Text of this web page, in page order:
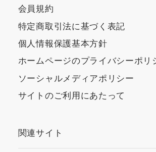
会員規約
特定商取引法に基づく表記
個人情報保護基本方針
ホームページのプライバシーポリ
ソーシャルメディアポリシー
サイトのご利用にあたって
関連サイト